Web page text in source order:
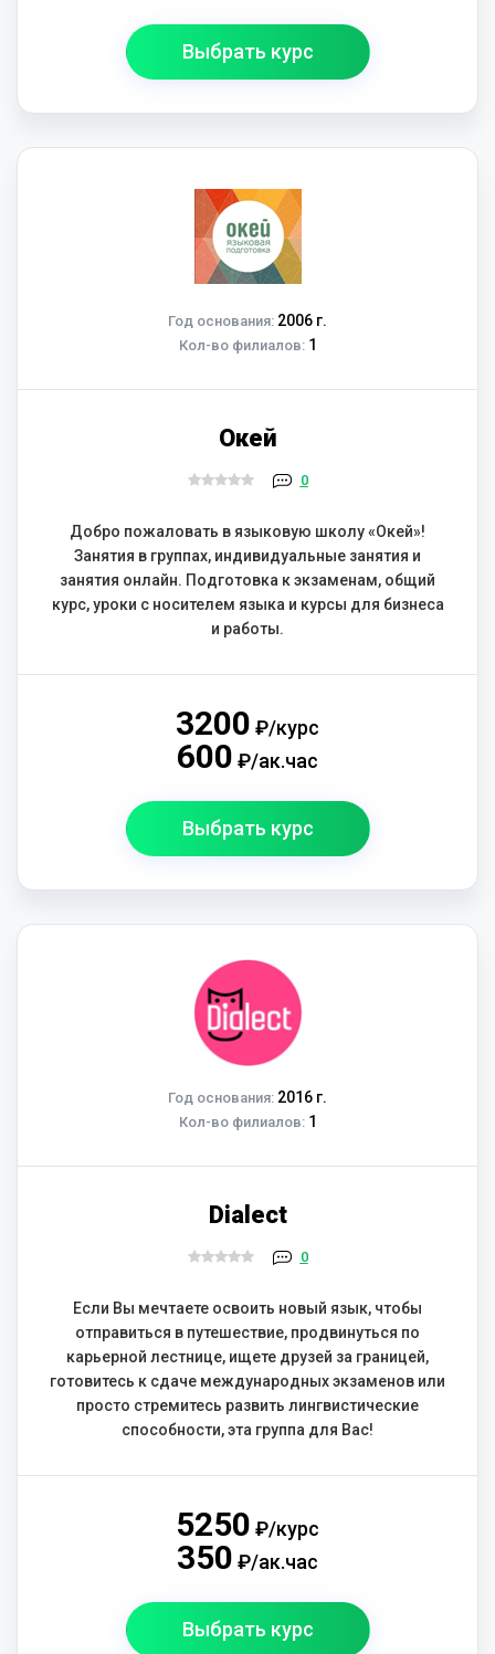
Выбрать курс
Год основания: 2006 г.
Кол-во филиалов:1
Окей
0
Добро пожаловать в языковую школу «Окей»!
Занятия в группах, индивидуальные занятия и
занятия онлайн. Подготовка к экзаменам, общий
курс, уроки с носителем языка и курсы для бизнеса
и работы.
3200 ₽/курс
600 ₽/ак.час
Выбрать курс
Год основания: 2016 г.
Кол-во филиалов:1
Dialect
0
Если Вы мечтаете освоить новый язык, чтобы
отправиться в путешествие, продвинуться по
карьерной лестнице, ищете друзей за границей,
готовитесь к сдаче международных экзаменов или
просто стремитесь развить лингвистические
способности, эта группа для Вас!
5250 ₽/курс
350 ₽/ак.час
Выбрать курс